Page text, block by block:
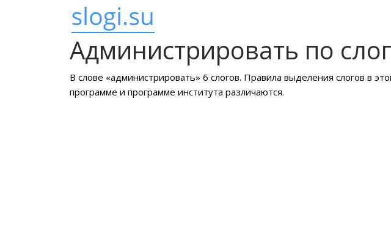
Администрировать по
В слове «администрировать» 6 слогов. Правила выделения слогов в
программе и программе института различаются.